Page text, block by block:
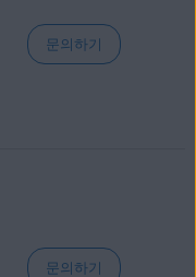
문의하기
문의하기